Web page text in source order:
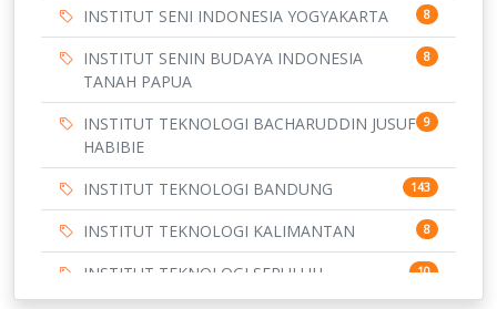
INSTITUT SENI INDONESIA YOGYAKARTA 8
INSTITUT SENIN BUDAYA INDONESIA
TANAH PAPUA
8
INSTITUT TEKNOLOGI BACHARUDDIN JUSUF
HABIBIE
9
INSTITUT TEKNOLOGI BANDUNG 143
INSTITUT TEKNOLOGI KALIMANTAN 8
INSTITUT TEKNOLOGI SEPULUH
NOVEMBER
10